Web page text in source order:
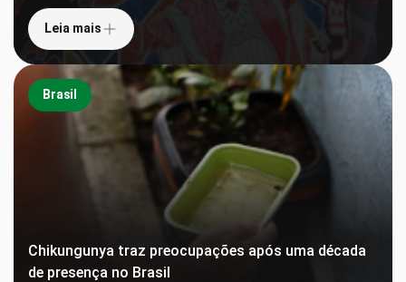
Leia mais
Brasil
Chikungunya traz preocupações após uma década
de presença no Brasil